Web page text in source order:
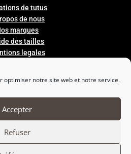
optimiser notre site web et notre service.
Accepter
Refuser
de tutus
de nous
marques
destailles
legales

suivre